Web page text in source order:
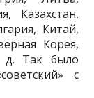
Казахстан,
Китай,
Корея,
д. Так было
с